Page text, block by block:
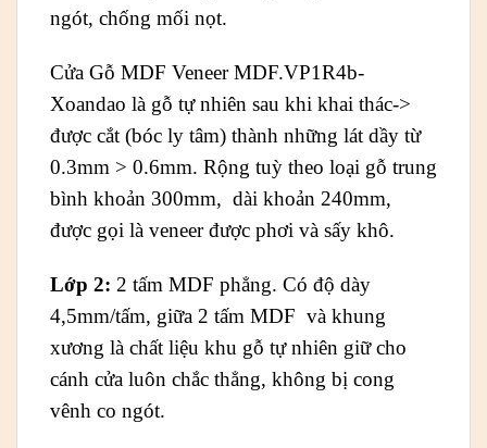
ngót, chống mối nọt.
Cửa Gỗ MDF Veneer MDF.VP1R4b-
Xoandao là gỗ tự nhiên sau khi khai thác->
được cắt (bóc ly tâm) thành những lát dầy từ
0.3mm > 0.6mm. Rộng tuỳ theo loại gỗ trung
bình khoản 300mm, dài khoản 240mm,
được gọi là veneer được phơi và sấy khô.
Lớp 2: 2 tấm MDF phẳng. Có độ dày
4,5mm/tấm, giữa 2 tấm MDF và khung
xương là chất liệu khu gỗ tự nhiên giữ cho
cánh cửa luôn chắc thẳng, không bị cong
vênh co ngót.